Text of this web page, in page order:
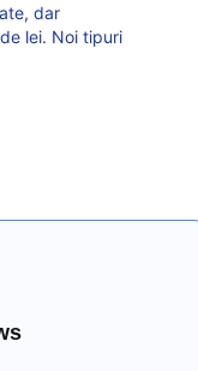
dar
lei. Noi tipuri